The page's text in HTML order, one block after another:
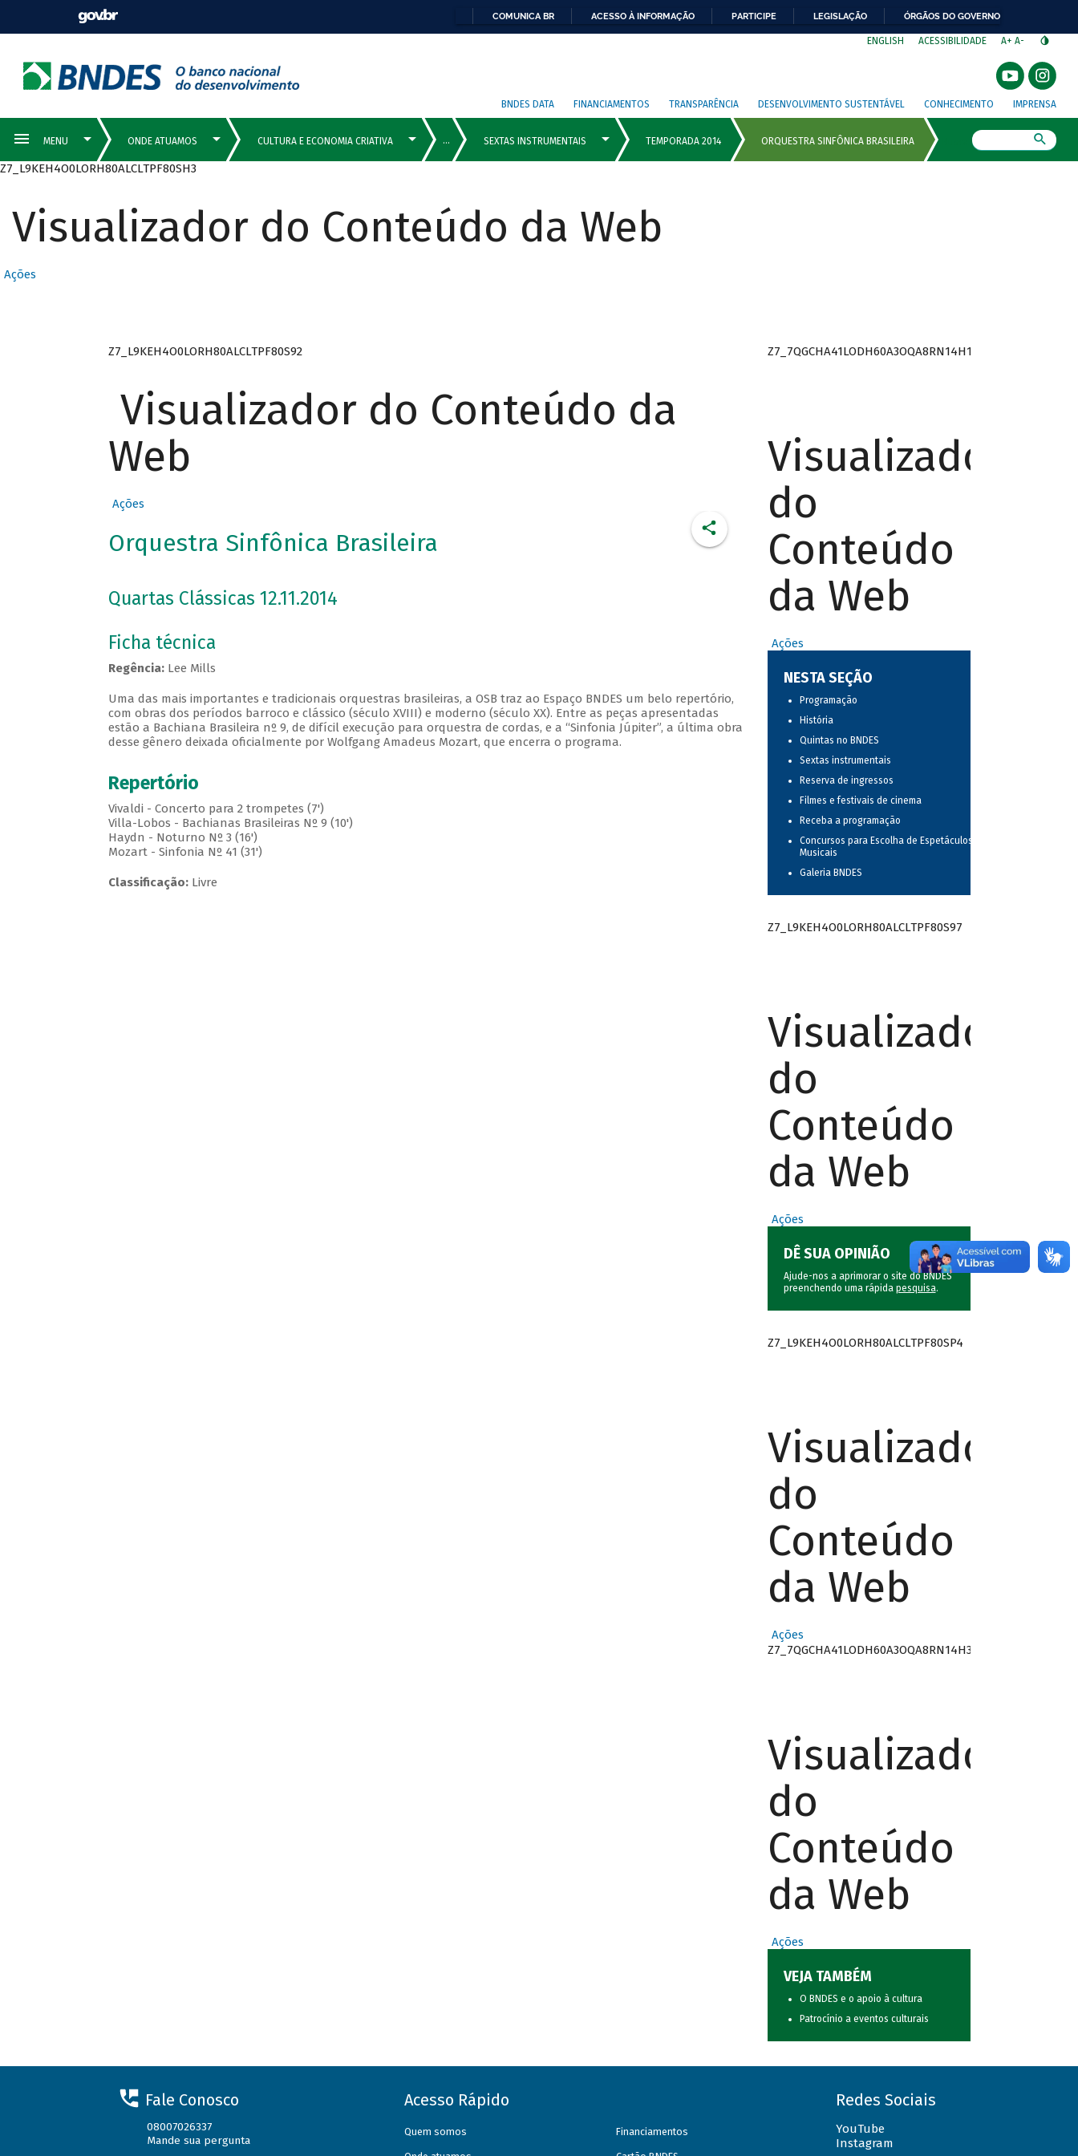
COMUNICA BR ACESSO À INFORMAÇÃO PARTICIPE LEGISLAÇÃO ÓRGÃOS DO GOVERNO
ENGLISH ACESSIBILIDADE A+ A-
BNDES DATA FINANCIAMENTOS TRANSPARÊNCIA DESENVOLVIMENTO SUSTENTÁVEL CONHECIMENTO IMPRENSA
Z7_L9KEH4O0LORH80ALCLTPF80SH3
Visualizador do Conteúdo da Web
Ações
Z7_L9KEH4O0LORH80ALCLTPF80S92
Visualizador do Conteúdo da
Web
Ações
Orquestra Sinfônica Brasileira
Quartas Clássicas 12.11.2014
Ficha técnica
Regência:Lee Mills
Uma das mais importantes e tradicionais orquestras brasileiras, a OSB traz ao Espaço BNDES um belo repertório,
com obras dos períodos barroco e clássico (século XVIII) e moderno (século XX). Entre as peças apresentadas
estão a Bachiana Brasileira nº 9, de difícil execução para orquestra de cordas, e a “Sinfonia Júpiter”, a última obra
desse gênero deixada oficialmente por Wolfgang Amadeus Mozart, que encerra o programa.
Repertório
Vivaldi - Concerto para 2 trompetes (7')
Villa-Lobos - Bachianas Brasileiras Nº 9 (10')
Haydn - Noturno Nº 3 (16')
Mozart - Sinfonia Nº 41 (31')
Classificação:Livre
Z7_7QGCHA41LODH60A3OQA8RN14H1
Visualizador
do
Conteúdo
da Web
Ações
NESTA SEÇÃO
Programação
História
Quintas no BNDES
Sextas instrumentais
Reserva de ingressos
Filmes e festivais de cinema
Receba a programação
Concursos para Escolha de Espetáculos
Musicais
Galeria BNDES
Z7_L9KEH4O0LORH80ALCLTPF80S97
Visualizador
do
Conteúdo
da Web
Ações
DÊ SUA OPINIÃO
Ajude-nos a aprimorar o site do BNDES
preenchendo uma rápida pesquisa.
Z7_L9KEH4O0LORH80ALCLTPF80SP4
Visualizador
do
Conteúdo
da Web
Ações
Z7_7QGCHA41LODH60A3OQA8RN14H3
Visualizador
do
Conteúdo
da Web
Ações
VEJA TAMBÉM
O BNDES e o apoio à cultura
Patrocínio a eventos culturais
Fale Conosco
08007026337
Mande sua pergunta
Acesso Rápido
Quem somos Financiamentos
Redes Sociais
YouTube
Instagram